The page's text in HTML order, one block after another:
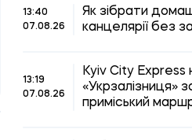
13:40
07.08.26
Як зібрати
канцелярії без
13:19
07.08.26
Kyiv City Express
«Укрзалізниця»
приміський